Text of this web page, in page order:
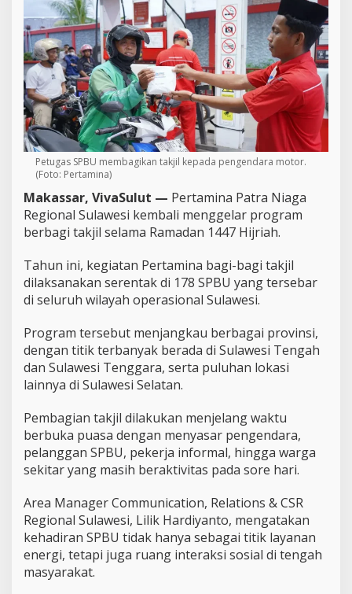
S
P
U
s
e
-
S
u
l
a
w
s
i
,
S
s
a
r
n
g
e
n
r
a
h
i
g
a
P
e
Petugas SPBU membagikan takjil kepada pengendara motor.
(Foto: Pertamina)
Makassar, VivaSulut — Pertamina Patra Niaga
Regional Sulawesi kembali menggelar program
berbagi takjil selama Ramadan 1447 Hijriah.
Tahun ini, kegiatan Pertamina bagi-bagi takjil
dilaksanakan serentak di 178 SPBU yang tersebar
di seluruh wilayah operasional Sulawesi.
Program tersebut menjangkau berbagai provinsi,
dengan titik terbanyak berada di Sulawesi Tengah
dan Sulawesi Tenggara, serta puluhan lokasi
lainnya di Sulawesi Selatan.
Pembagian takjil dilakukan menjelang waktu
berbuka puasa dengan menyasar pengendara,
pelanggan SPBU, pekerja informal, hingga warga
sekitar yang masih beraktivitas pada sore hari.
Area Manager Communication, Relations & CSR
Regional Sulawesi, Lilik Hardiyanto, mengatakan
kehadiran SPBU tidak hanya sebagai titik layanan
energi, tetapi juga ruang interaksi sosial di tengah
masyarakat.